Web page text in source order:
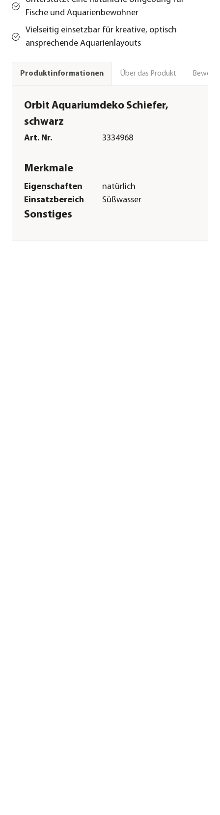
Fische und Aquarienbewohner
Vielseitig einsetzbar für kreative, optisch
ansprechende Aquarienlayouts
Produktinformationen Über das Produkt
Orbit Aquariumdeko Schiefer,
schwarz
Art. Nr. 3334968
Merkmale
Eigenschaften
natürlich
Einsatzbereich
Süßwasser
Sonstiges